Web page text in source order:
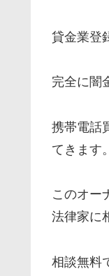
貸金業登
完全に闇
携帯電話
てきます。
このオー
法律家に
相談無料